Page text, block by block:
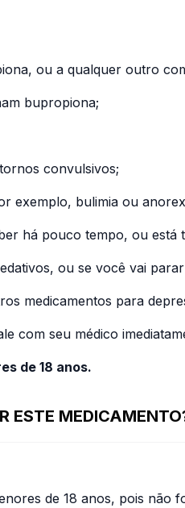
ou a qualquer outro
bupropiona;
convulsivos;
exemplo, bulimia ou
há pouco tempo, ou está
ou se você vai
medicamentos para
com seu médico
de 18 anos.
ESTE
de 18 anos, pois não